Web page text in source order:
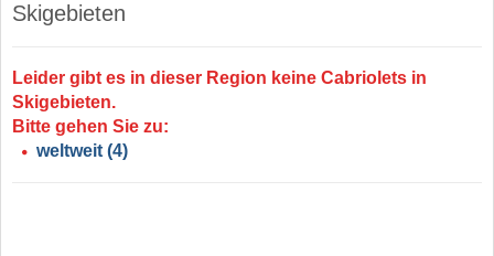
Skigebieten
Leider gibt es in dieser Region keine Cabriolets in
Skigebieten.
Bitte gehen Sie zu:
weltweit (4)